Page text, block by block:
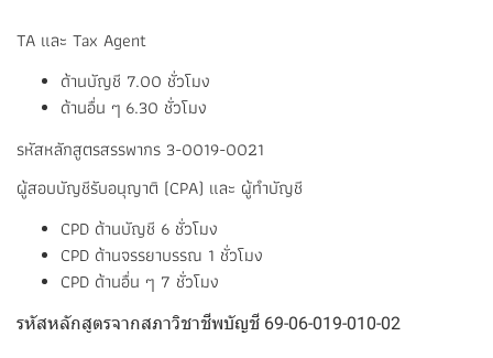
TA และ Tax Agent
ด้านบัญชี 7.00 ชั่วโมง
ด้านอื่น ๆ 6.30 ชั่วโมง
รหัสหลักสูตรสรรพากร 3-0019-0021
ผู้สอบบัญชีรับอนุญาติ (CPA) และ ผู้ทำบัญชี
CPD ด้านบัญชี 6 ชั่วโมง
CPD ด้านจรรยาบรรณ 1 ชั่วโมง
CPD ด้านอื่น ๆ 7 ชั่วโมง
รหัสหลักสูตรจากสภาวิชาชีพบัญชี 69-06-019-010-02